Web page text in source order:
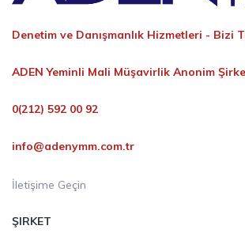
Denetim ve Danışmanlık Hizmetleri - Bizi
ADEN Yeminli Mali Müşavirlik Anonim
0(212) 592 00 92
info@adenymm.com.tr
İletişime Geçin
ŞIRKET